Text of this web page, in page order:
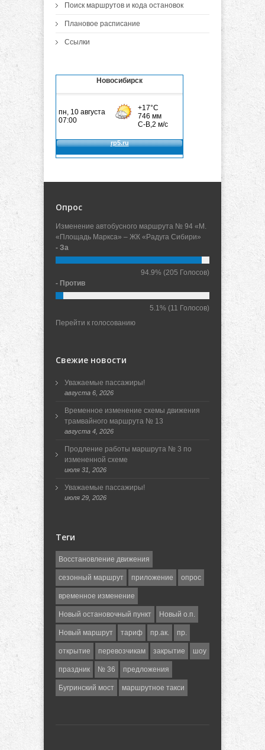
Поиск маршрутов и кода остановок
Плановое расписание
Ссылки
Новосибирск
Опрос
Изменение автобусного маршрута № 94 «М.
«Площадь Маркса» – ЖК «Радуга Сибири»
- За
94.9% (205 Голосов)
- Против
5.1% (11 Голосов)
Перейти к голосованию
Свежие новости
Уважаемые пассажиры!
августа 6, 2026
Временное изменение схемы движения
трамвайного маршрута № 13
августа 4, 2026
Продление работы маршрута № 3 по
измененной схеме
июля 31, 2026
Уважаемые пассажиры!
июля 29, 2026
Теги
Восстановление движения
сезонный маршрут приложение опрос
временное изменение
Новый остановочный пункт Новый о.п.
Новый маршрут тариф пр.ак. пр.
открытие перевозчикам закрытие шоу
праздник № 36 предложения
Бугринский мост маршрутное такси